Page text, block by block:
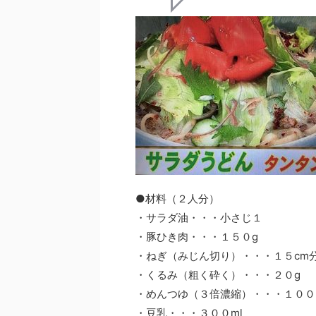
●材料（２人分）
・サラダ油・・・小さじ１
・豚ひき肉・・・１５０g
・ねぎ（みじん切り）・・・１５cm
・くるみ（粗く砕く）・・・２０g
・めんつゆ（３倍濃縮）・・・１０
・豆乳・・・３００ml